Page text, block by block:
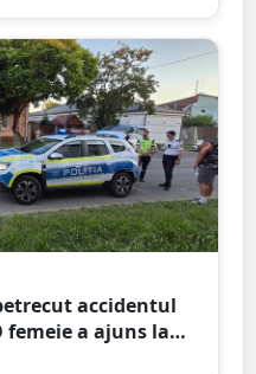
accidentul
femeie a ajuns la